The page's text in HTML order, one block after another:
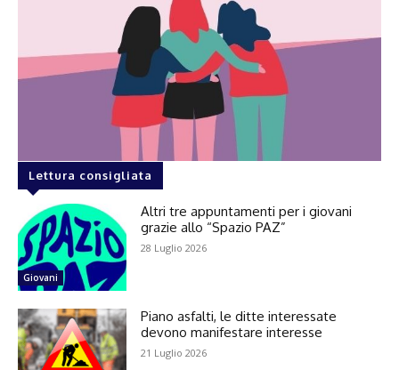
Lettura consigliata
Giovani
Altri tre appuntamenti per i giovani
grazie allo “Spazio PAZ”
28 Luglio 2026
Piano asfalti, le ditte interessate
devono manifestare interesse
21 Luglio 2026